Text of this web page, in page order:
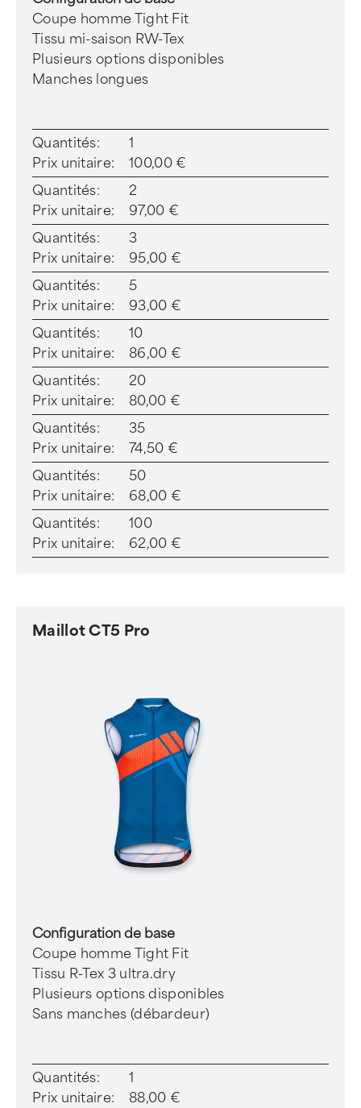
Coupe homme Tight Fit
Tissu mi-saison RW-Tex
Plusieurs options disponibles
Manches longues
Quantités:
1
Prix unitaire:
100,00 €
Quantités:
2
Prix unitaire:
97,00 €
Quantités:
3
Prix unitaire:
95,00 €
Quantités:
5
Prix unitaire:
93,00 €
Quantités:
10
Prix unitaire:
86,00 €
Quantités:
20
Prix unitaire:
80,00 €
Quantités:
35
Prix unitaire:
74,50 €
Quantités:
50
Prix unitaire:
68,00 €
Quantités:
100
Prix unitaire:
62,00 €
Maillot CT5 Pro
Configuration de base
Coupe homme Tight Fit
Tissu R-Tex 3 ultra.dry
Plusieurs options disponibles
Sans manches (débardeur)
Quantités:
1
Prix unitaire:
88,00 €